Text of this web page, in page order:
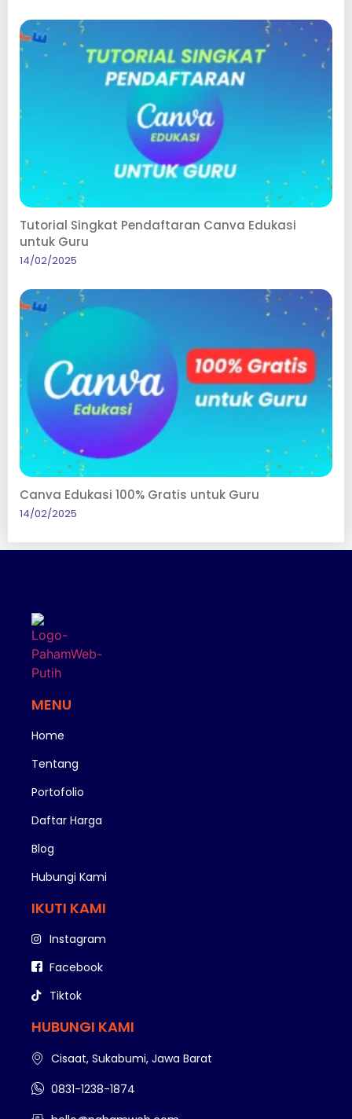
Tutorial Singkat Pendaftaran Canva Edukasi
untuk Guru
14/02/2025
Canva Edukasi 100% Gratis untuk Guru
14/02/2025
MENU
Home
Tentang
Portofolio
Daftar Harga
Blog
Hubungi Kami
IKUTI KAMI
Instagram
Facebook
Tiktok
HUBUNGI KAMI
Cisaat, Sukabumi, Jawa Barat
0831-1238-1874